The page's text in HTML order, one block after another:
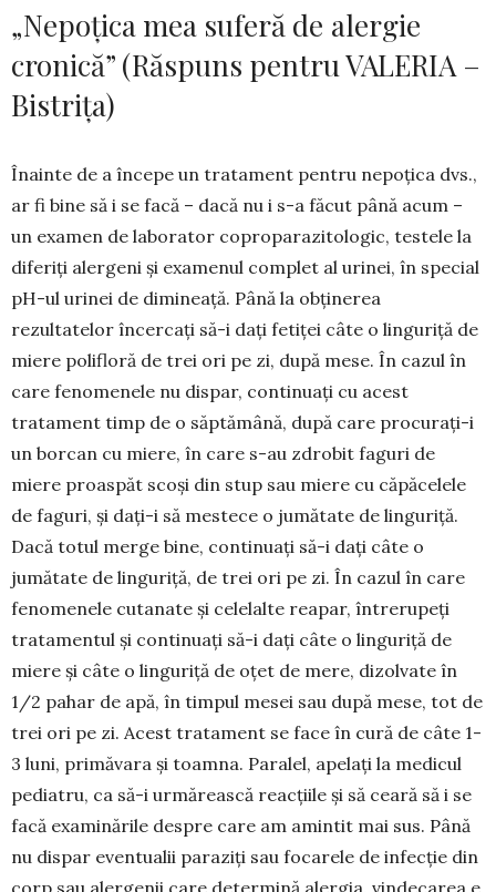
„Nepoțica mea suferă de alergie
cronică” (Răspuns pentru VALERIA –
Bistrița)
Înainte de a începe un tratament pentru nepo­țica dvs.,
ar fi bine să i se facă – dacă nu i s-a făcut până acum –
un examen de laborator copro­para­zi­tologic, testele la
diferiți alergeni și examenul com­plet al urinei, în special
pH-ul urinei de dimi­neață. Până la obținerea
rezultatelor încercați să-i dați fetiței câte o linguriță de
miere polifloră de trei ori pe zi, după mese. În cazul în
care feno­menele nu dispar, continuați cu acest
tratament timp de o săptămână, după care pro­cu­rați-i
un bor­can cu miere, în care s-au zdrobit faguri de
miere proaspăt scoși din stup sau miere cu căpă­ce­lele
de faguri, și dați-i să mestece o jumătate de lin­guriță.
Dacă totul merge bine, continuați să-i dați câte o
jumătate de linguriță, de trei ori pe zi. În cazul în care
fenomenele cutanate și celelalte reapar, întreru­peți
trata­mentul și con­tinuați să-i dați câte o linguriță de
mie­re și câte o linguriță de oțet de me­re, dizolvate în
1/2 pahar de apă, în timpul mesei sau după mese, tot de
trei ori pe zi. Acest tratament se face în cură de câte 1-
3 luni, primăvara și toamna. Paralel, apelați la medicul
pe­diatru, ca să-i urmărească reacțiile și să cea­ră să i se
facă examinările des­pre care am amintit mai sus. Până
nu dispar even­tualii paraziți sau foca­rele de infecție din